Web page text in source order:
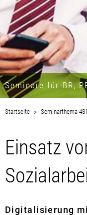
Seminare für BR,
Startseite Seminarthema
Einsatz
Digitalisierung